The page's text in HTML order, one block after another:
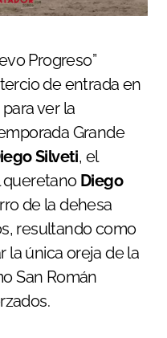
Progreso”
de entrada en
ver la
Grande
Silveti, el
Diego
de la dehesa
resultando como
la única oreja de la
San Román